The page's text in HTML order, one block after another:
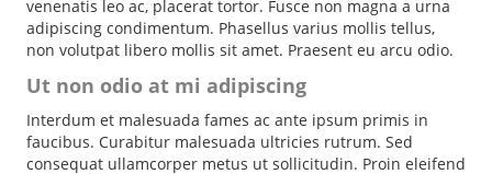
venenatis leo ac, placerat tortor. Fusce non magna a urna
adipiscing condimentum. Phasellus varius mollis tellus,
non volutpat libero mollis sit amet. Praesent eu arcu odio.
Ut non odio at mi adipiscing
Interdum et malesuada fames ac ante ipsum primis in
faucibus. Curabitur malesuada ultricies rutrum. Sed
consequat ullamcorper metus ut sollicitudin. Proin eleifend